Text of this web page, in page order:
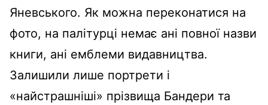
Яневського. Як можна переконатися на
фото, на палітурці немає ані повної назви
книги, ані емблеми видавництва.
Залишили лише портрети і
«найстрашніші» прізвища Бандери та